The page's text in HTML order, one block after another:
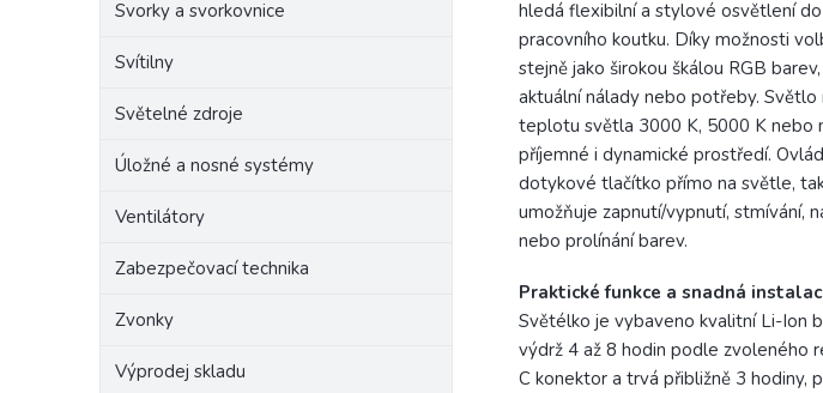
Svorky a svorkovnice
Svítilny
Světelné zdroje
Úložné a nosné systémy
Ventilátory
Zabezpečovací technika
Zvonky
Výprodej skladu
hledá flexibilní a stylové osvětlení
pracovního koutku. Díky možnosti
stejně jako širokou škálou RGB
aktuální nálady nebo potřeby.
teplotu světla 3000 K, 5000 K nebo
příjemné i dynamické prostředí.
dotykové tlačítko přímo na světle,
umožňuje zapnutí/vypnutí, stmívání,
nebo prolínání barev.
Praktické funkce a snadná
Světélko je vybaveno kvalitní Li-Ion
výdrž 4 až 8 hodin podle zvoleného
C konektor a trvá přibližně 3 hodiny,